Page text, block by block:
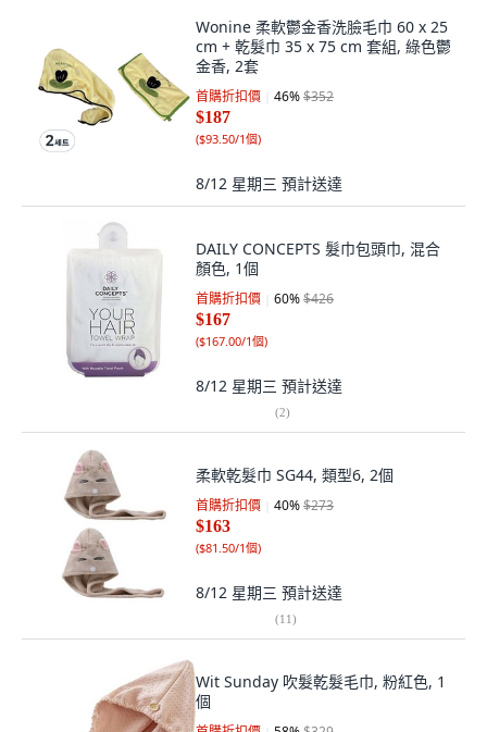
Wonine 柔軟鬱金香洗臉毛巾 60 x 25
cm + 乾髮巾 35 x 75 cm 套組, 綠色鬱
金香, 2套
首購折扣價 46%$352
$187
($93.50/1個)
8/12 星期三 預計送達
DAILY CONCEPTS 髮巾包頭巾, 混合
顏色, 1個
首購折扣價 60%$426
$167
($167.00/1個)
8/12 星期三 預計送達
(2)
柔軟乾髮巾 SG44, 類型6, 2個
首購折扣價 40%$273
$163
($81.50/1個)
8/12 星期三 預計送達
(11)
Wit Sunday 吹髮乾髮毛巾, 粉紅色, 1
個